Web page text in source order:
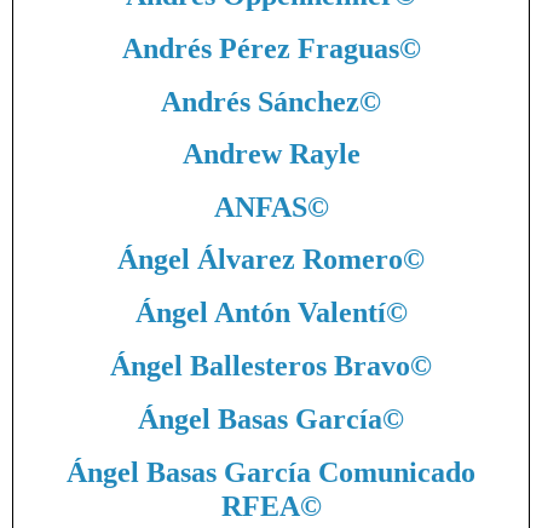
Andrés Pérez Fraguas©
Andrés Sánchez©
Andrew Rayle
ANFAS©
Ángel Álvarez Romero©
Ángel Antón Valentí©
Ángel Ballesteros Bravo©
Ángel Basas García©
Ángel Basas García Comunicado
RFEA©